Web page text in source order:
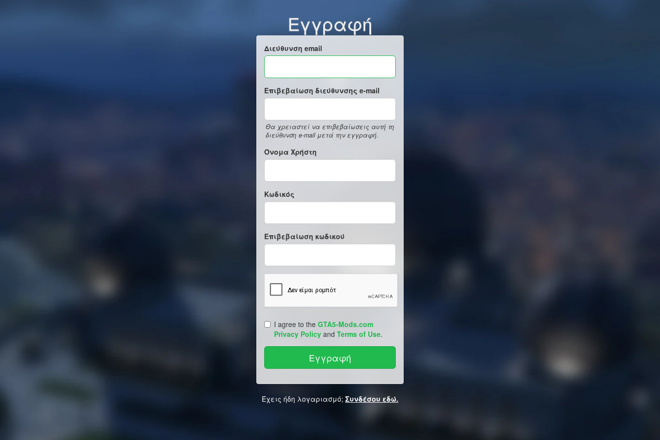
Εγγραφή
Διεύθυνση email
Επιβεβαίωση διεύθυνσης e-mail
Θα χρειαστεί να επιβεβαίωσεις αυτή τη
διεύθυνση e-mail μετά την εγγραφή.
Όνομα Χρήστη
Κωδικός
Επιβεβαίωση κωδικού
I agree to the GTA5-Mods.com
Privacy Policy and Terms of Use.
Έχεις ήδη λογαριασμό; Συνδέσου εδώ.